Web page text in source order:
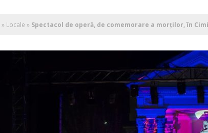
» Locale » Spectacol de operă, de comemorare a morților, în